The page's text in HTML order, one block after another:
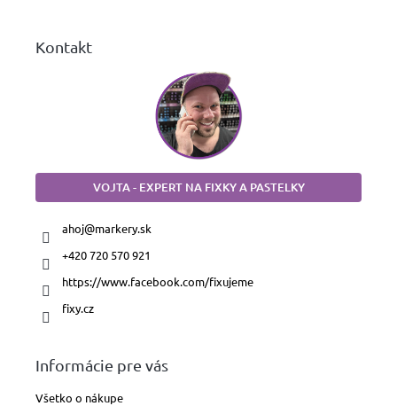
Kontakt
VOJTA - EXPERT NA FIXKY A PASTELKY
ahoj@markery.sk
+420 720 570 921
https://www.facebook.com/fixujeme
fixy.cz
Informácie pre vás
Všetko o nákupe